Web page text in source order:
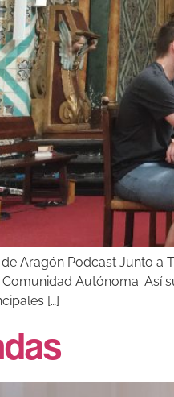
Aragón Podcast Junto
Autónoma. Así
[…]